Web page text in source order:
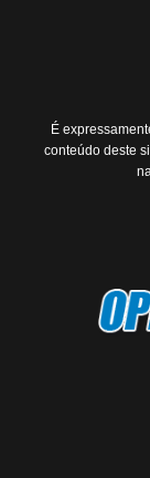
É
conteúdo deste